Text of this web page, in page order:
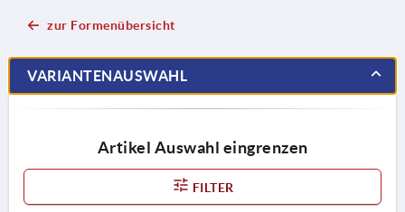
zur Formenübersicht
VARIANTENAUSWAHL
Artikel Auswahl eingrenzen
FILTER